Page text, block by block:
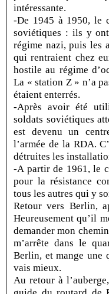
intéressante.
-De 1945 à 1950, le
soviétiques : ils y
régime nazi, puis les
qui rentraient chez
hostile au régime
La « station Z » n’a
étaient enterrés.
-Après avoir été
soldats soviétiques
est devenu un
l’armée de la RDA.
détruites les
-A partir de 1961, le
pour la résistance
tous les autres qui y
Retour vers Berlin,
Heureusement qu’il
demander mon
m’arrête dans le
Berlin, et mange une
vais mieux.
Au retour à